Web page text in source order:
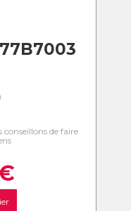
conseillons de faire